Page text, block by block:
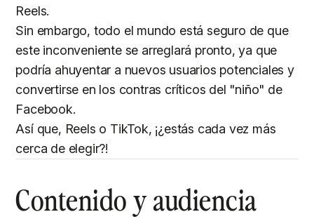
Reels.
Sin embargo, todo el mundo está seguro de que
este inconveniente se arreglará pronto, ya que
podría ahuyentar a nuevos usuarios potenciales y
convertirse en los contras críticos del "niño" de
Facebook.
Así que, Reels o TikTok, ¡¿estás cada vez más
cerca de elegir?!
Contenido y audiencia